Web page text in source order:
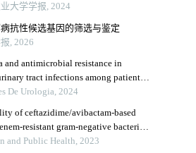
大学学报, 2024
抗性候选基因的筛选与鉴定
, 2026
and antimicrobial resistance in
tract infections among patients
De Urologia, 2024
of ceftazidime/avibactam-based
resistant gram-negative bacteria
multicenter observational study
and Public Health, 2023